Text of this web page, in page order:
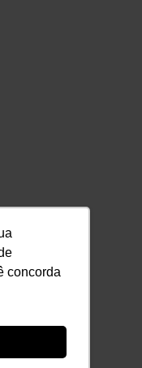
concorda
no